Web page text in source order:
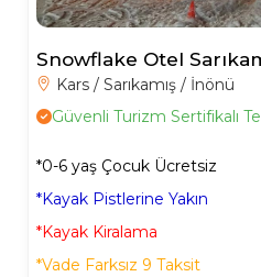
Snowflake Otel
Kars / Sarıkamış / İnönü
Güvenli Turizm Sertifikalı
*0-6 yaş Çocuk Ücretsiz
*Kayak Pistlerine Yakın
*Kayak Kiralama
*Vade Farksız 9 Taksit